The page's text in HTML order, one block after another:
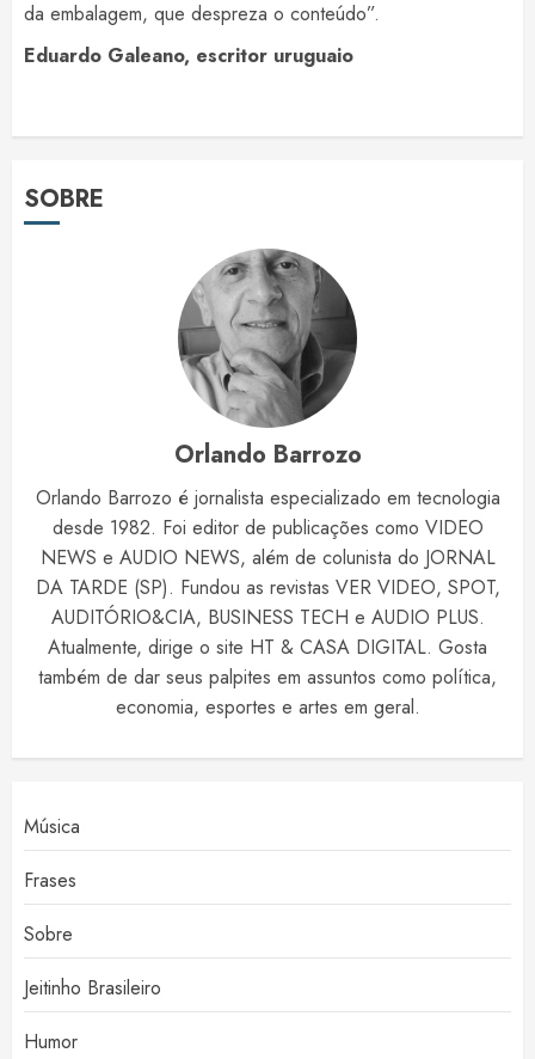
da embalagem, que despreza o conteúdo”.
Eduardo Galeano, escritor uruguaio
SOBRE
Orlando Barrozo
Orlando Barrozo é jornalista especializado em tecnologia
desde 1982. Foi editor de publicações como VIDEO
NEWS e AUDIO NEWS, além de colunista do JORNAL
DA TARDE (SP). Fundou as revistas VER VIDEO, SPOT,
AUDITÓRIO&CIA, BUSINESS TECH e AUDIO PLUS.
Atualmente, dirige o site HT & CASA DIGITAL. Gosta
também de dar seus palpites em assuntos como política,
economia, esportes e artes em geral.
Música
Frases
Sobre
Jeitinho Brasileiro
Humor